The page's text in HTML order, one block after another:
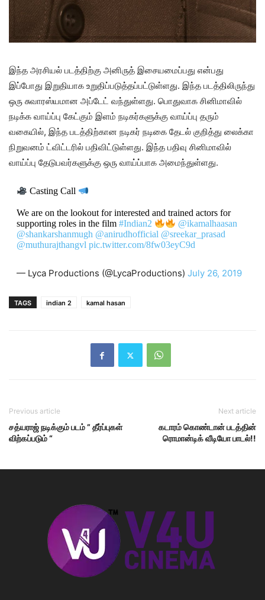
இந்த அரசியல் படத்திற்கு அனிருத் இசையமைப்பது என்பது
இப்போது இறுதியாக உறுதிப்படுத்தப்பட்டுள்ளது. இந்த படத்திலிருந்து
ஒரு சுவாரஸ்யமான அப்டேட் வந்துள்ளது. பொதுவாக சினிமாவில்
நடிக்க வாய்ப்பு கேட்கும் இளம் நடிகர்களுக்கு வாய்ப்பு தரும்
வகையில், இந்த படத்திற்கான நடிகர் நடிகை தேடல் குறித்து லைக்கா
நிறுவனம் ட்விட்டரில் பதிவிட்டுள்ளது. இந்த பதிவு சினிமாவில்
வாய்ப்பு தேடுபவர்களுக்கு ஒரு வாய்ப்பாக அமைந்துள்ளது.
Casting Call
We are on the lookout for interested and trained actors for
supporting roles in the film #Indian2
@ikamalhaasan
@shankarshanmugh @anirudhofficial @sreekar_prasad
@muthurajthangvl pic.twitter.com/8fw03eyC9d
— Lyca Productions (@LycaProductions) July 26, 2019
TAGS indian 2 kamal hasan
Previous article
சத்யராஜ் நடிக்கும் படம் ” தீர்ப்புகள்
விற்கப்படும் “
Next article
கடாரம் கொண்டான் படத்தின்
ரொமான்டிக் வீடியோ பாடல்!!